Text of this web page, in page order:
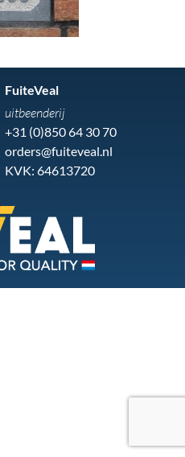
FuiteVeal
uitbeenderij
+31 (0)850 64 30 70
orders@fuiteveal.nl
KVK: 64613720